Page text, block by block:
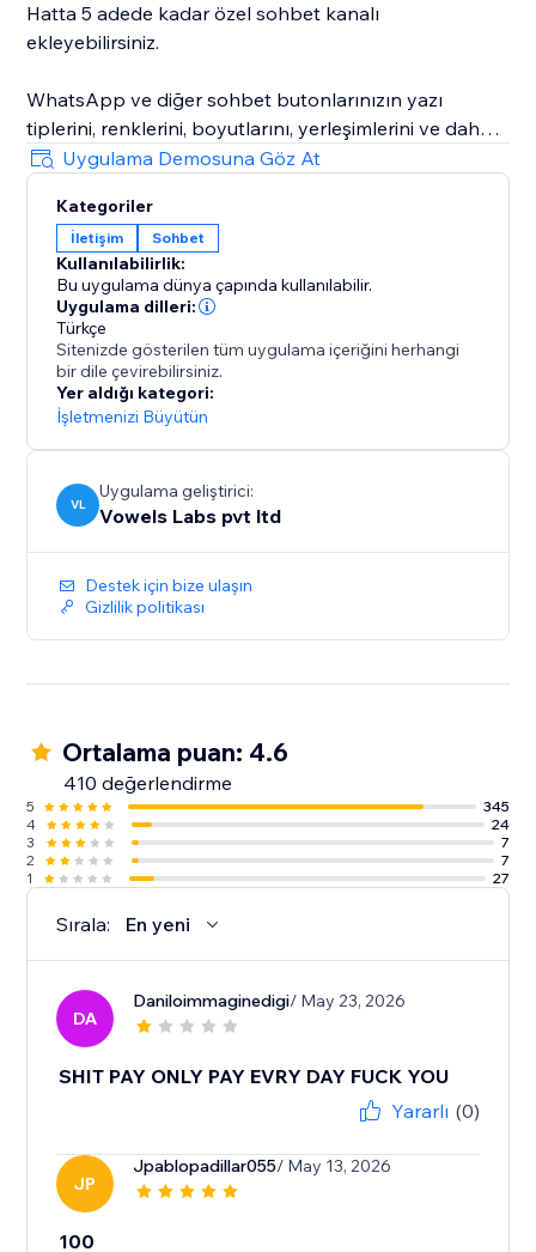
Hatta 5 adede kadar özel sohbet kanalı
ekleyebilirsiniz.
WhatsApp ve diğer sohbet butonlarınızın yazı
tiplerini, renklerini, boyutlarını, yerleşimlerini ve daha
fazlasını özelleştirebilirsiniz. Ayrıca, maksimum
dönüşüm için sohbet widget'ınızı optimize etmek için
gelişmiş seçenekleri kullanın. WhatsApp ve diğer
sohbet widget'larınızı nitelikli ziyaretçilerinize doğru
zamanda gösterebileceksiniz. Sohbeti kullanarak
müşterilerinizle nasıl daha iyi iletişim kurabileceğinize
dair daha iyi içgörüler elde etmek için yerleşik analitik
yoluyla performansınızı takip edebilirsiniz.
Uygulama Demosuna Göz At
Kategoriler
İletişim Sohbet
Kullanılabilirlik:
Bu uygulama dünya çapında kullanılabilir.
Uygulama dilleri:
Türkçe
Sitenizde gösterilen tüm uygulama içeriğini herhangi
bir dile çevirebilirsiniz.
Yer aldığı kategori:
İşletmenizi Büyütün
VL
Uygulama geliştirici:
Vowels Labs pvt ltd
Destek için bize ulaşın
Gizlilik politikası
Ortalama puan: 4.6
410 değerlendirme
5
345
4
24
3
7
2
7
1
27
Sırala: En yeni
DA
Daniloimmaginedigi/ May 23, 2026
SHIT PAY ONLY PAY EVRY DAY FUCK YOU
Yararlı (0)
JP
Jpablopadillar055/ May 13, 2026
100